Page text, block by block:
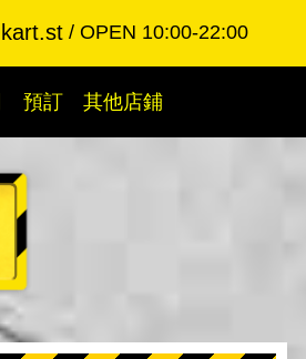
OPEN 10:00-22:00
預訂 其他店鋪